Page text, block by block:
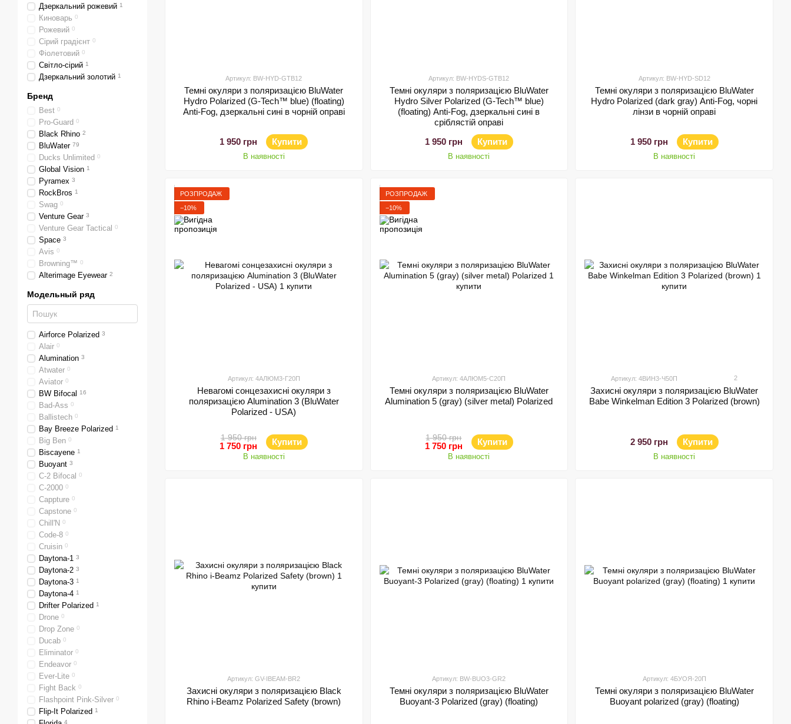
Артикул: BW-HYD-GTB12
Темні окуляри з поляризацією BluWater
Hydro Polarized (G-Tech™ blue) (floating)
Anti-Fog, дзеркальні сині в чорній оправі
1 950 грн Купити
В наявності
Артикул: BW-HYDS-GTB12
Темні окуляри з поляризацією BluWater
Hydro Silver Polarized (G-Tech™ blue)
(floating) Anti-Fog, дзеркальні сині в
сріблястій оправі
1 950 грн
Купити
В наявності
Артикул: BW-HYD-SD12
Темні окуляри з поляризацією BluWater
Hydro Polarized (dark gray) Anti-Fog, чорні
лінзи в чорній оправі
1 950 грн Купити
В наявності
РОЗПРОДАЖ
−10%
Артикул: 4АЛЮМ3-Г20П
Невагомі сонцезахисні окуляри з
поляризацією Alumination 3 (BluWater
Polarized - USA)
1 950 грн
1 750 грн Купити
В наявності
РОЗПРОДАЖ
−10%
Артикул: 4АЛЮМ5-С20П
Темні окуляри з поляризацією BluWater
Alumination 5 (gray) (silver metal) Polarized
1 950 грн
1 750 грн Купити
В наявності
Артикул: 4ВИН3-Ч50П 2
Захисні окуляри з поляризацією BluWater
Babe Winkelman Edition 3 Polarized (brown)
2 950 грн Купити
В наявності
Артикул: GV-IBEAM-BR2
Захисні окуляри з поляризацією Black
Rhino i-Beamz Polarized Safety (brown)
Артикул: BW-BUO3-GR2
Темні окуляри з поляризацією BluWater
Buoyant-3 Polarized (gray) (floating)
Артикул: 4БУОЯ-20П
Темні окуляри з поляризацією BluWater
Buoyant polarized (gray) (floating)
Дзеркальний рожевий 1
Киноварь 0
Рожевий 0
Сірий градієнт 0
Фіолетовий 0
Світло-сірий 1
Дзеркальний золотий 1
Бренд
Best 0
Pro-Guard 0
Black Rhino 2
BluWater 79
Ducks Unlimited 0
Global Vision 1
Pyramex 3
RockBros 1
Swag 0
Venture Gear 3
Venture Gear Tactical 0
Space 3
Avis 0
Browning™ 0
Alterimage Eyewear 2
Модельный ряд
Airforce Polarized 3
Alair 0
Alumination 3
Atwater 0
Aviator 0
BW Bifocal 16
Bad-Ass 0
Ballistech 0
Bay Breeze Polarized 1
Big Ben 0
Biscayene 1
Buoyant 3
C-2 Bifocal 0
C-2000 0
Cappture 0
Capstone 0
Chill'N 0
Code-8 0
Cruisin 0
Daytona-1 3
Daytona-2 3
Daytona-3 1
Daytona-4 1
Drifter Polarized 1
Drone 0
Drop Zone 0
Ducab 0
Eliminator 0
Endeavor 0
Ever-Lite 0
Fight Back 0
Flashpoint Pink-Silver 0
Flip-It Polarized 1
4